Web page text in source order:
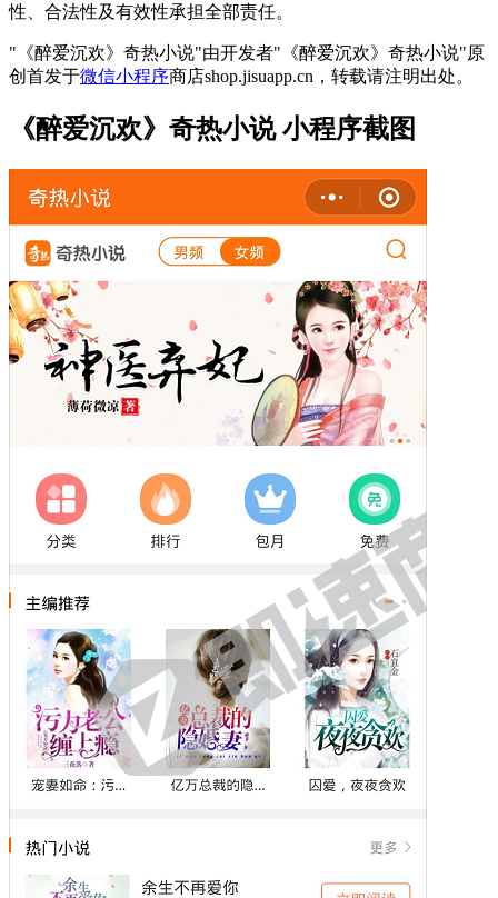
性、合法性及有效性承担全部责任。
"《醉爱沉欢》奇热小说"由开发者"《醉爱沉欢》奇热小说"原
创首发于微信小程序商店shop.jisuapp.cn，转载请注明出处。
《醉爱沉欢》奇热小说 小程序截图